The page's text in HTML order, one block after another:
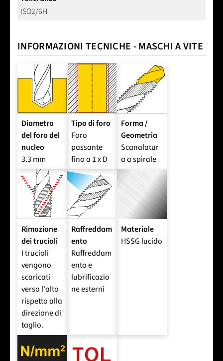
ISO2/6H
INFORMAZIONI TECNICHE - MASCHI A VITE
Diametro
del foro del
nucleo
3.3 mm
Tipo di foro
Foro
passante
fino a 1 x D
Forma /
Geometria
Scanalatur
a a spirale
Rimozione
dei trucioli
I trucioli
vengono
scaricati
verso l'alto
rispetto alla
direzione di
taglio.
Raffreddam
ento
Raffreddam
ento e
lubrificazio
ne esterni
Materiale
HSSG lucido